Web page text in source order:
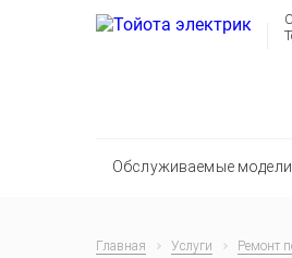
Обслуживаемые модели
Главная Услуги
Ремонт